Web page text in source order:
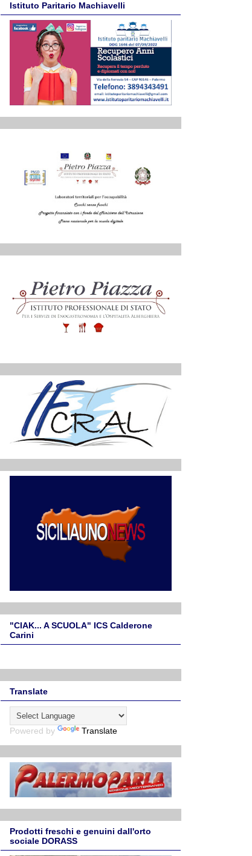
Istituto Paritario Machiavelli
"CIAK... A SCUOLA" ICS Calderone
Carini
Translate
Powered by Translate
Prodotti freschi e genuini dall'orto
sociale DORASS